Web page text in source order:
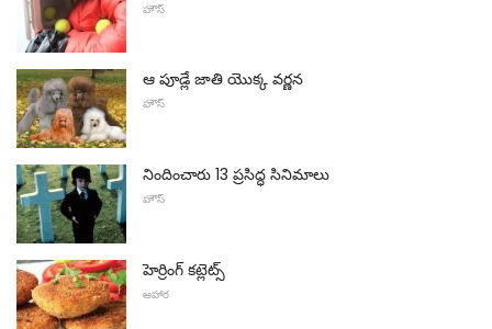
హౌస్
ఆ పూడ్లే జాతి యొక్క వర్ణన
హౌస్
నిందించారు 13 ప్రసిద్ధ సినిమాలు
హౌస్
హెర్రింగ్ కట్లెట్స్
ఆహార